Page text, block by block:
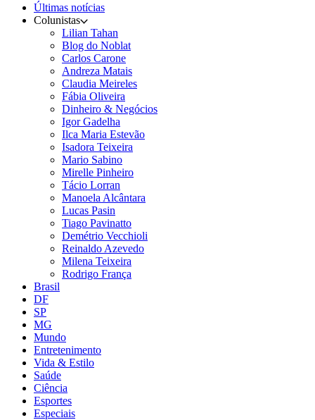
Últimas notícias
Colunistas
Lilian Tahan
Blog do Noblat
Carlos Carone
Andreza Matais
Claudia Meireles
Fábia Oliveira
Dinheiro & Negócios
Igor Gadelha
Ilca Maria Estevão
Isadora Teixeira
Mario Sabino
Mirelle Pinheiro
Tácio Lorran
Manoela Alcântara
Lucas Pasin
Tiago Pavinatto
Demétrio Vecchioli
Reinaldo Azevedo
Milena Teixeira
Rodrigo França
Brasil
DF
SP
MG
Mundo
Entretenimento
Vida & Estilo
Saúde
Ciência
Esportes
Especiais